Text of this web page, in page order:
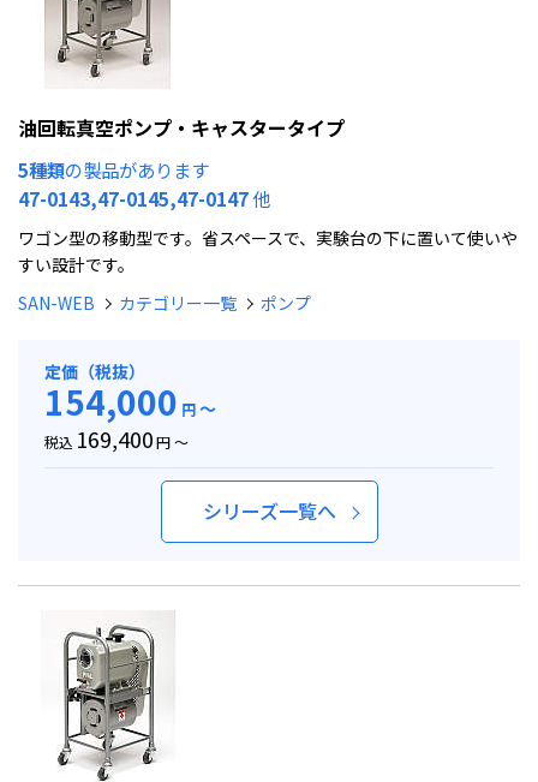
油回転真空ポンプ・キャスタータイプ
5種類の製品があります
47-0143,47-0145,47-0147他
ワゴン型の移動型です。省スペースで、実験台の下に置いて使いや
すい設計です。
SAN-WEB
カテゴリー一覧 ポンプ
定価（税抜）
154,000 円～
税込 169,400円 ～
シリーズ一覧へ